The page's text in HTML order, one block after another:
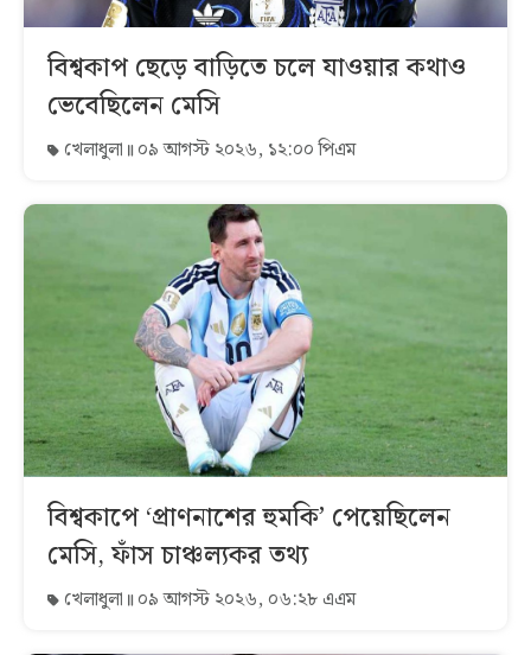
বিশ্বকাপ ছেড়ে বাড়িতে চলে যাওয়ার কথাও
ভেবেছিলেন মেসি
খেলাধুলা ০৯ আগস্ট ২০২৬, ১২:০০ পিএম
বিশ্বকাপে ‘প্রাণনাশের হুমকি’ পেয়েছিলেন
মেসি, ফাঁস চাঞ্চল্যকর তথ্য
খেলাধুলা ০৯ আগস্ট ২০২৬, ০৬:২৮ এএম